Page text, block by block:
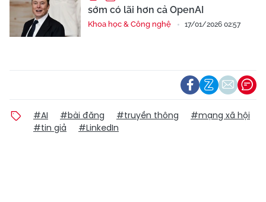
sớm có lãi hơn cả OpenAI
Khoa học & Công nghệ 17/01/2026 02:57
#AI #bài đăng #truyền thông
#mạng xã hội
#tin giả
#LinkedIn